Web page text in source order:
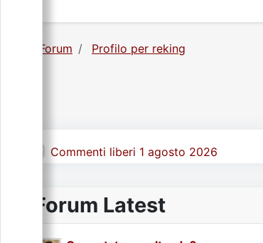
Forum Profilo per reking
Commenti liberi 1 agosto 2026
Forum Latest